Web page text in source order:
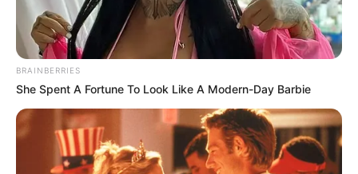
Ποιο είναι το Big Deal; Οι περισσότεροι που διαβάζουν αυτό
το άρθρο σε αυτό το σάιτ, υποθέτω, ότι είναι αρκετά καλά
ενημερωμένοι. Όποιος είναι πρόθυμος...
BRAINBERRIES
She Spent A Fortune To Look Like A Modern-Day Barbie